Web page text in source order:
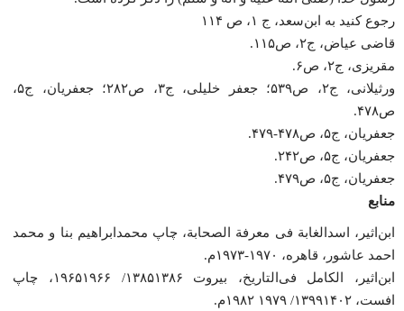
رجوع کنید به ابن‌سعد، ج ۱، ص ۱۱۴
قاضی عیاض، ج۲، ص۱۱۵.
مقریزی، ج۲، ص۶.
ورثیلانی، ج۲، ص۵۳۹؛ جعفر خلیلی، ج۳، ص۲۸۲؛ جعفریان، ج۵،
ص۴۷۸.
جعفریان، ج۵، ص۴۷۸-۴۷۹.
جعفریان، ج۵، ص۲۴۲.
جعفریان، ج۵، ص۴۷۹.
منابع
ابن‌اثیر، اسدالغابة فی معرفة الصحابة، چاپ محمدابراهیم بنا و محمد
احمد عاشور، قاهره، ۱۹۷۰-۱۹۷۳م.
ابن‌اثیر، الکامل فی‌التاریخ، بیروت ۱۳۸۵۱۳۸۶/ ۱۹۶۵۱۹۶۶، چاپ
افست، ۱۳۹۹۱۴۰۲/ ۱۹۷۹ ۱۹۸۲م.